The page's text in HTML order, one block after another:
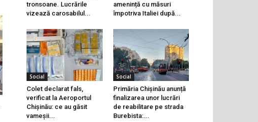
tronsoane. Lucrările
vizează carosabilul...
amenință cu măsuri
împotriva Italiei după...
Social
Colet declarat fals,
verificat la Aeroportul
Chișinău: ce au găsit
vameșii...
Social
Primăria Chișinău anunță
finalizarea unor lucrări
de reabilitare pe strada
Burebista:...